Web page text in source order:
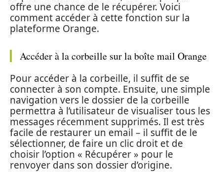
offre une chance de le récupérer. Voici
comment accéder à cette fonction sur la
plateforme Orange.
Accéder à la corbeille sur la boîte mail Orange
Pour accéder à la corbeille, il suffit de se
connecter à son compte. Ensuite, une simple
navigation vers le dossier de la corbeille
permettra à l’utilisateur de visualiser tous les
messages récemment supprimés. Il est très
facile de restaurer un email – il suffit de le
sélectionner, de faire un clic droit et de
choisir l’option « Récupérer » pour le
renvoyer dans son dossier d’origine.